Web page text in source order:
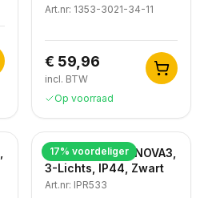
3CCT, Sensor, IP54,
Art.nr: 1353-3021-34-11
€ 59,96
incl. BTW
Op voorraad
17% voordeliger
Badkamer Spot NOVA3,
3-Lichts, IP44, Zwart
Art.nr: IPR533